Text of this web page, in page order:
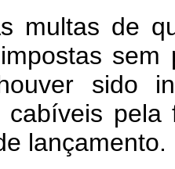
de que
sido
cabíveis
lançamento.